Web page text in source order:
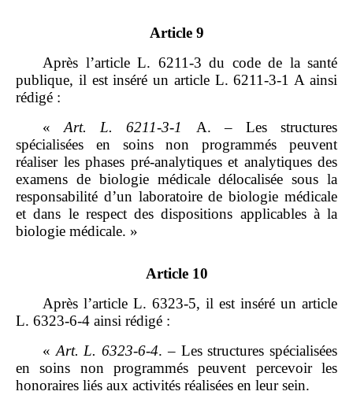
Article 9
Après l’article L. 6211‑3 du code de la santé
publique, il est inséré un article L. 6211‑3‑1 A ainsi
rédigé :
«Art. L. 6211‑3‑1
A. – Les structures
spécialisées en soins non programmés peuvent
réaliser les phases pré‑analytiques et analytiques des
examens de biologie médicale délocalisée sous la
responsabilité d’un laboratoire de biologie médicale
et dans le respect des dispositions applicables à la
biologie médicale. »
Article 10
Après l’article L. 6323‑5, il est inséré un article
L. 6323‑6‑4 ainsi rédigé :
«Art. L. 6323‑6‑4. – Les structures spécialisées
en soins non programmés peuvent percevoir les
honoraires liés aux activités réalisées en leur sein.